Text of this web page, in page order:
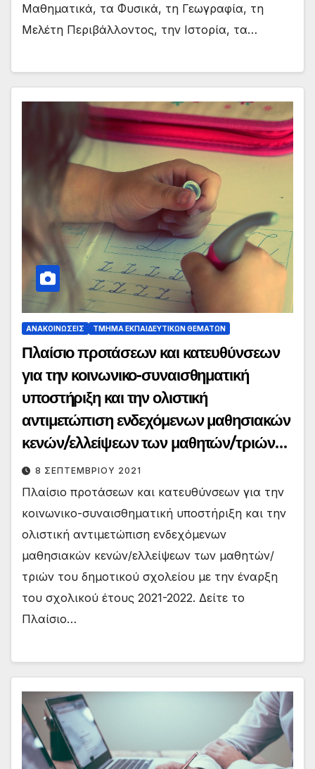
Μαθηματικά, τα Φυσικά, τη Γεωγραφία, τη
Μελέτη Περιβάλλοντος, την Ιστορία, τα…
ΑΝΑΚΟΙΝΏΣΕΙΣ ΤΜΉΜΑ ΕΚΠΑΙΔΕΥΤΙΚΏΝ ΘΕΜΆΤΩΝ
Πλαίσιο προτάσεων και κατευθύνσεων
για την κοινωνικο-συναισθηματική
υποστήριξη και την ολιστική
αντιμετώπιση ενδεχόμενων μαθησιακών
κενών/ελλείψεων των μαθητών/τριών
του δημοτικού σχολείου με την έναρξη
του σχολικού έτους 2021-2022
8 ΣΕΠΤΕΜΒΡΊΟΥ 2021
Πλαίσιο προτάσεων και κατευθύνσεων για την
κοινωνικο-συναισθηματική υποστήριξη και την
ολιστική αντιμετώπιση ενδεχόμενων
μαθησιακών κενών/ελλείψεων των μαθητών/
τριών του δημοτικού σχολείου με την έναρξη
του σχολικού έτους 2021-2022. Δείτε το
Πλαίσιο…